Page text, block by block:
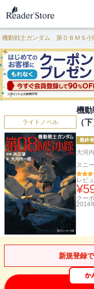
機動戦士ガンダム 第０８ＭＳ小
ライトノベル
機
（下
最終巻
大河
スニ
レビ
¥
クー
2014
新規登録で
か